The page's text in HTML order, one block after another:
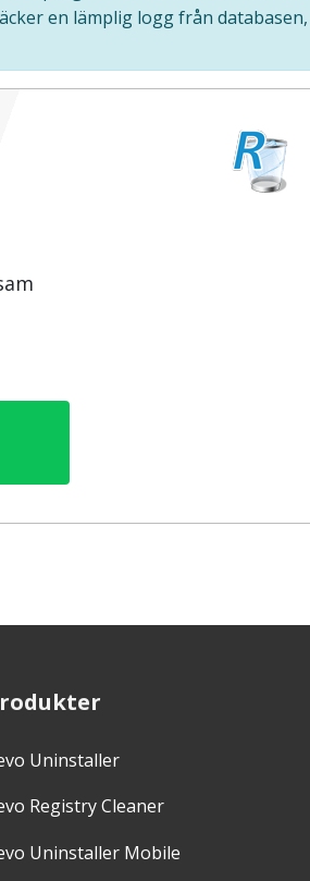
en lämplig logg från databasen,
Uninstaller
Registry Cleaner
Uninstaller Mobile